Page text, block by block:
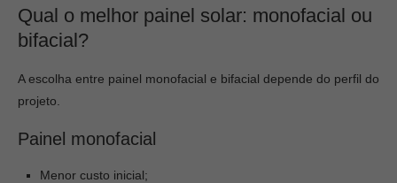
Qual o melhor painel solar: monofacial ou
bifacial?
A escolha entre painel monofacial e bifacial depende do perfil do
projeto.
Painel monofacial
Menor custo inicial;